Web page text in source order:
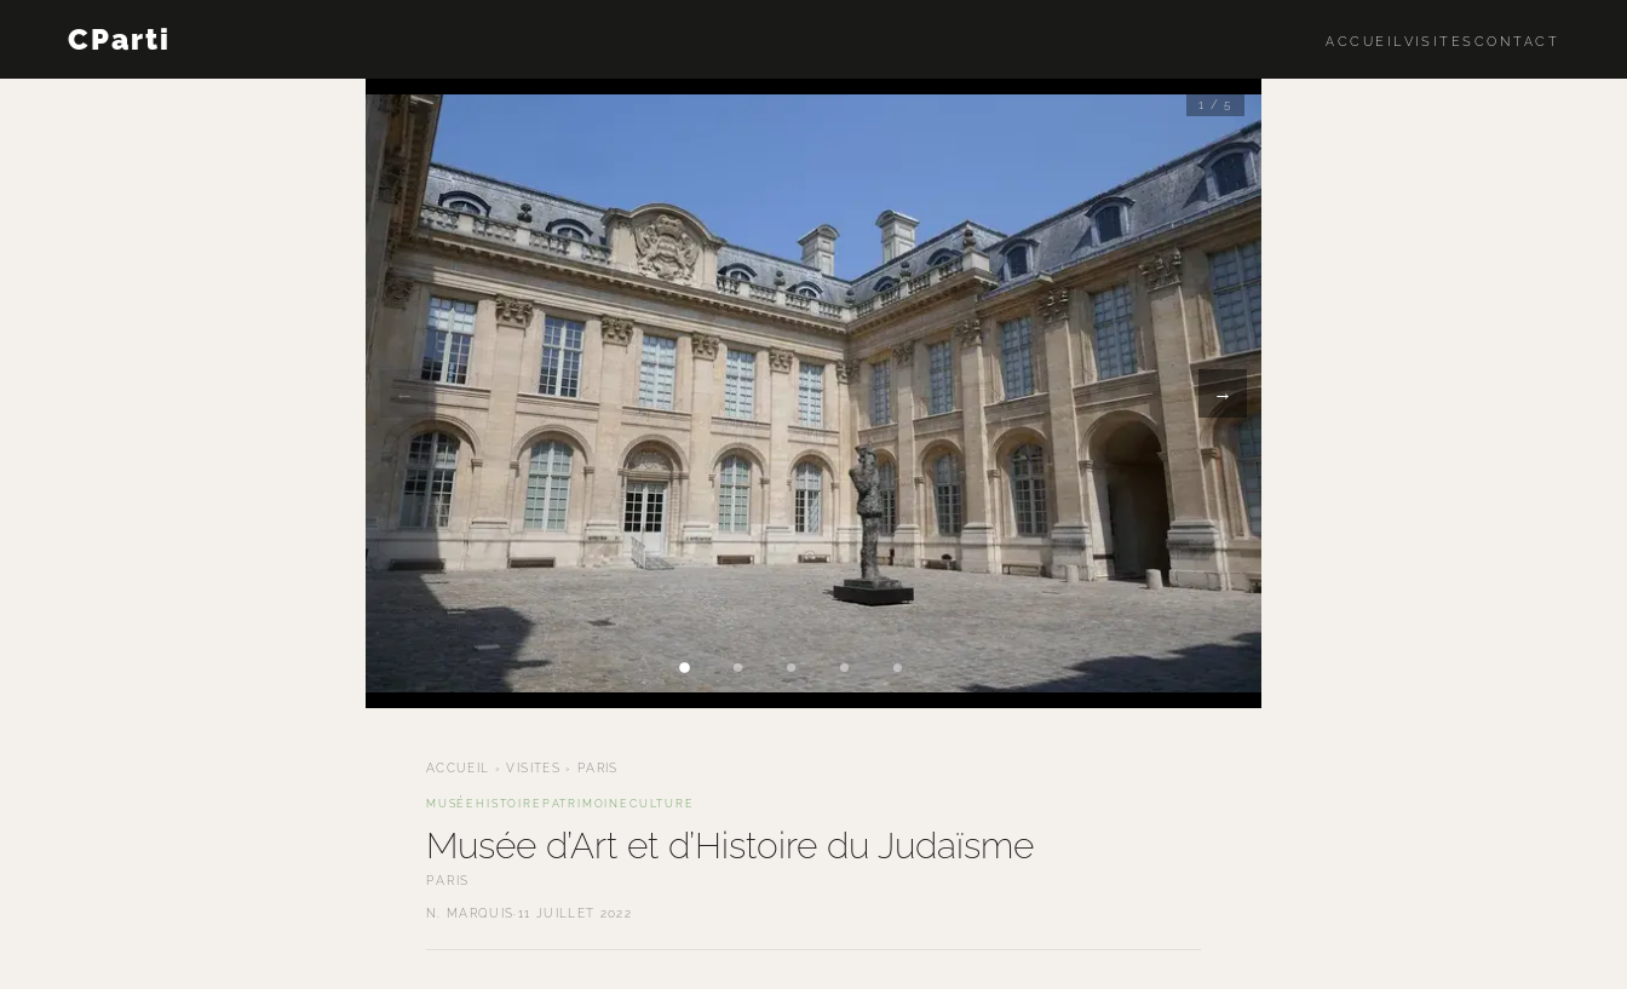
CParti ACCUEILVISITES CONTACT
← →
1 / 5
ACCUEIL ›VISITES › PARIS
MUSÉEHISTOIRE PATRIMOINE CULTURE
Musée d’Art et d’Histoire du Judaïsme
PARIS
N. MARQUIS· 11 JUILLET 2022